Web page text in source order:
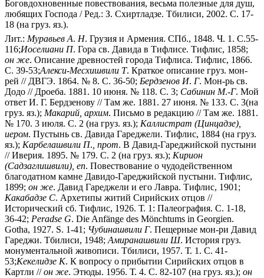
Боговдохновенные повествования, весьма полезные для душ,
любящих Господа / Ред.: З. Схиртладзе. Тбилиси, 2002. С. 17-
18 (на груз. яз.).
Лит.: Муравьев А. Н. Грузия и Армения. СПб., 1848. Ч. 1. С.55-
116;Иоселиани П. Гора св. Давида в Тифлисе. Тифлис, 1858;
он же. Описание древностей города Тифлиса. Тифлис, 1866.
С. 39-53;Алекси-Месхишвили Т. Краткое описание груз. мон-
рей // ДВГЭ. 1864. № 8. С. 36-50; Бердзенов И. Г. Мон-рь св.
Додо // Дроеба. 1881. 10 июня. № 118. С. 3; Сабинин М.-Г. Мой
ответ И. Г. Бердзенову // Там же. 1881. 27 июня. № 133. С. 3(на
груз. яз.); Макарий, архим. Письмо в редакцию // Там же. 1881.
№ 170. 3 июля. С. 2 (на груз. яз.); Каллистрат (Цинцадзе),
иером. Пустынь св. Давида Гареджели. Тифлис, 1884 (на груз.
яз.); Карбелашвили П. прот. В Давид-Гареджийской пустыни
// Иверия. 1895. № 179. С. 2 (на груз. яз.); Кирион
(Садзаглишвили), еп. Повествование о чудодейственном
благодатном камне Давидо-Гареджийской пустыни. Тифлис,
1899; он же. Давид Гареджели и его Лавра. Тифлис, 1901;
Какабадзе С. Архетипы житий Сирийских отцов //
Исторический сб. Тифлис, 1926. Т. 1: Палеография. С. 1-18,
36-42; Peradse G. Die Anfänge des Mönchtums in Georgien.
Gotha, 1927. S. 1-41; Чубинашвили Г. Пещерные мон-ри Давид
Гареджи. Тбилиси, 1948; Амиранашвили Ш. История груз.
монументальной живописи. Тбилиси, 1957. Т. 1. С. 41-
53;Кекелидзе К. К вопросу о прибытии Сирийских отцов в
Картли //он же. Этюды. 1956. Т. 4. С. 82-107 (на груз. яз.); он